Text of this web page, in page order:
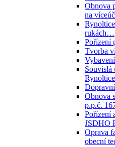
Obnova
na
rukách…
Pořízení
Tvorba
Souvislá
Rynoltice
Obnova
p.p.č.
Pořízení
JSDHO
Oprava
obecní